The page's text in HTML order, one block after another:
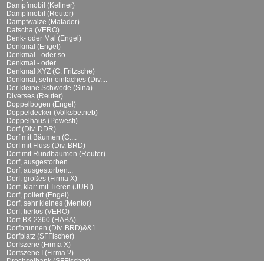
Dampfmobil (Kellner)
Dampfmobil (Reuter)
Dampfwalze (Matador)
Datscha (VERO)
Denk- oder Mal (Engel)
Denkmal (Engel)
Denkmal - oder so...
Denkmal - oder......
Denkmal XYZ (C. Fritzsche)
Denkmal, sehr einfaches (Div....
Der kleine Schwede (Sina)
Diverses (Reuter)
Doppelbogen (Engel)
Doppeldecker (Volksbetrieb)
Doppelhaus (Pewesti)
Dorf (Div. DDR)
Dorf mit Bäumen (C....
Dorf mit Fluss (Div. BRD)
Dorf mit Rundbäumen (Reuter)
Dorf, ausgestorben...
Dorf, ausgestorben...
Dorf, großes (Firma X)
Dorf, klar: mit Tieren (JURI)
Dorf, poliert (Engel)
Dorf, sehr kleines (Mentor)
Dorf, tierlos (VERO)
Dorf-BK 2360 (HABA)
Dorfbrunnen (Div. BRD)&&1
Dorfplatz (SFFischer)
Dorfszene (Firma X)
Dorfszene I (Firma ?)